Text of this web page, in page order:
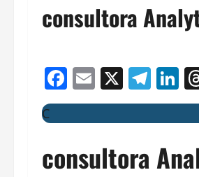
consultora
Facebook
Email
X
C
consultora